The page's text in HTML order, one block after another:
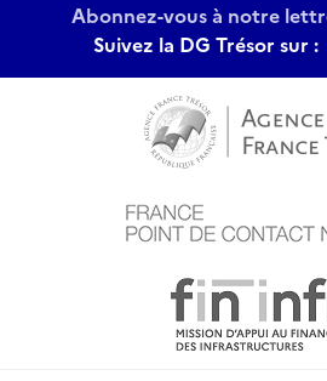
Abonnez-vous à notre
Suivez la DG Trésor sur :